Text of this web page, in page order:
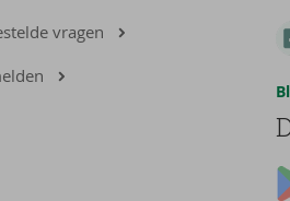
vragen